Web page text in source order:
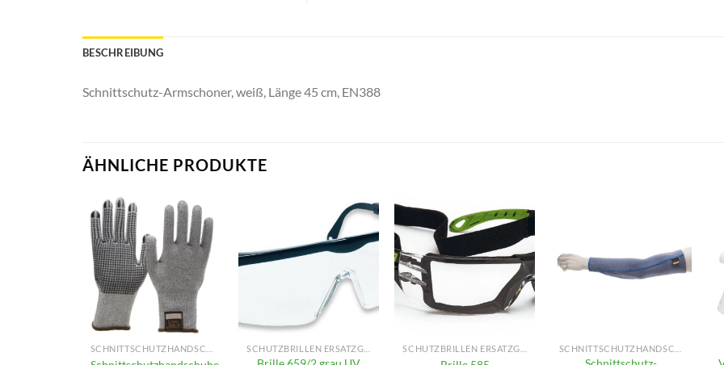
BESCHREIBUNG
Schnittschutz-Armschoner, weiß, Länge 45 cm, EN388
ÄHNLICHE PRODUKTE
+